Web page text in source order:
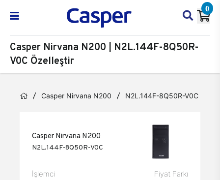
0
Casper Nirvana N200 | N2L.144F-8Q50R-
V0C Özelleştir
Casper Nirvana N200 N2L.144F-8Q50R-V0C
Casper Nirvana N200
N2L.144F-8Q50R-V0C
İşlemci Fiyat Farkı